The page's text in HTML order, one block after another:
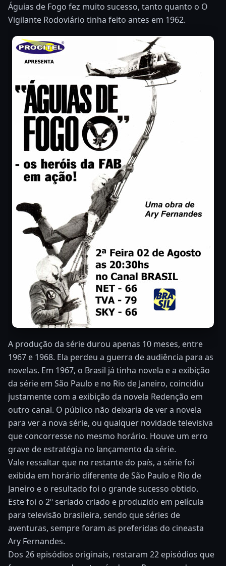
Águias de Fogo fez muito sucesso, tanto quanto o O
Vigilante Rodoviário tinha feito antes em 1962.
A produção da série durou apenas 10 meses, entre
1967 e 1968. Ela perdeu a guerra de audiência para as
novelas. Em 1967, o Brasil já tinha novela e a exibição
da série em São Paulo e no Rio de Janeiro, coincidiu
justamente com a exibição da novela Redenção em
outro canal. O público não deixaria de ver a novela
para ver a nova série, ou qualquer novidade televisiva
que concorresse no mesmo horário. Houve um erro
grave de estratégia no lançamento da série.
Vale ressaltar que no restante do país, a série foi
exibida em horário diferente de São Paulo e Rio de
Janeiro e o resultado foi o grande sucesso obtido.
Este foi o 2º seriado criado e produzido em película
para televisão brasileira, sendo que séries de
aventuras, sempre foram as preferidas do cineasta
Ary Fernandes.
Dos 26 episódios originais, restaram 22 episódios que